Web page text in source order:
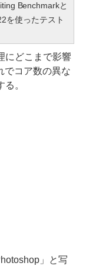
Benchmarkと
を使ったテスト
にどこまで影響
でコア数の異な
。
」と写